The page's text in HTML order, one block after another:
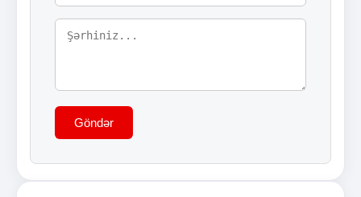
Göndər